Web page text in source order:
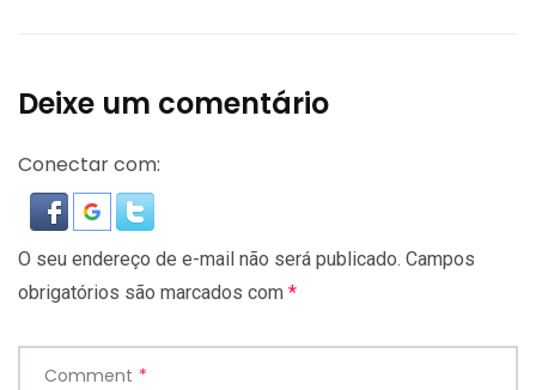
Deixe um comentário
Conectar com:
O seu endereço de e-mail não será publicado. Campos
obrigatórios são marcados com *
Comment *